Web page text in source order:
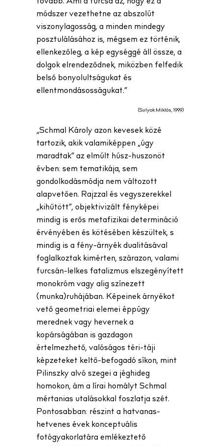
módszer vezethetne az abszolút
viszonylagosság, a minden mindegy
posztulálásához is, mégsem ez történik,
ellenkezőleg, a kép egységgé áll össze, a
dolgok elrendeződnek, miközben felfedik
belső bonyolultságukat és
ellentmondásosságukat.”
(Sulyok Miklós, 1999)
„Schmal Károly azon kevesek közé
tartozik, akik valamiképpen „úgy
maradtak” az elmúlt húsz-huszonöt
évben: sem tematikája, sem
gondolkodásmódja nem változott
alapvetően. Rajzzal és vegyszerekkel
„kihűtött”, objektivizált fényképei
mindig is erős metafizikai determináció
érvényében és kötésében készültek, s
mindig is a fény-árnyék dualitásával
foglalkoztak kimérten, szárazon, valami
furcsán-lelkes fatalizmus elszegényített
monokróm vagy alig színezett
(munka)ruhájában. Képeinek árnyékot
vető geometriai elemei éppúgy
merednek vagy hevernek a
kopárságában is gazdagon
értelmezhető, valóságos téri-táji
képzeteket keltő-befogadó síkon, mint
Pilinszky alvó szegei a jéghideg
homokon, ám a lírai homályt Schmal
mértanias utalásokkal foszlatja szét.
Pontosabban: részint a hatvanas-
hetvenes évek konceptuális
fotógyakorlatára emlékeztető